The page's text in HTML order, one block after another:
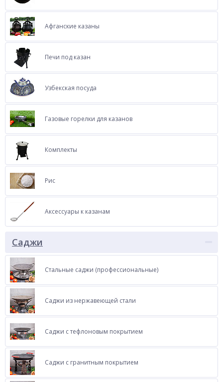
Афганские казаны
Печи под казан
Узбекская посуда
Газовые горелки для казанов
Комплекты
Рис
Аксессуары к казанам
Саджи
Стальные саджи (профессиональные)
Саджи из нержавеющей стали
Саджи с тефлоновым покрытием
Саджи с гранитным покрытием